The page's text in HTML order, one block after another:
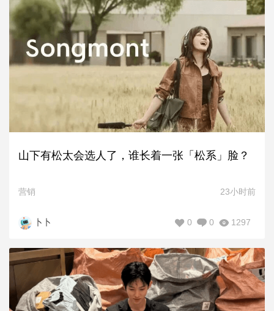
山下有松太会选人了，谁长着一张「松系」脸？
营销 23小时前
卜卜 1297
0
0